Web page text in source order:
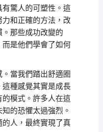
驚人的可塑性。這
和正確的方法，改
那些成功改變的
是他們學會了如何
當我們踏出舒適圈
種感覺其實是成長
模式。許多人在這
的恐懼太過強烈。
人，最終實現了真